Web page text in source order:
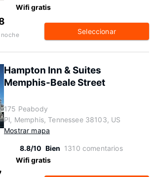
Wifi gratis
Seleccionar
Hampton Inn & Suites
Memphis-Beale Street
175 Peabody
Pl, Memphis, Tennessee 38103, US
Mostrar mapa
8.8/10 Bien 1310 comentarios
Wifi gratis